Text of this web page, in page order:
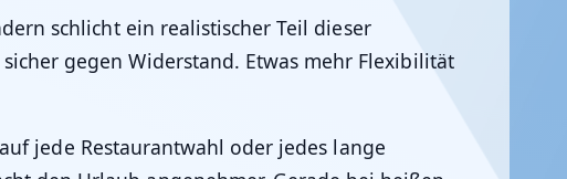
schlicht ein realistischer Teil dieser
gegen Widerstand. Etwas mehr Flexibilität
jede Restaurantwahl oder jedes lange